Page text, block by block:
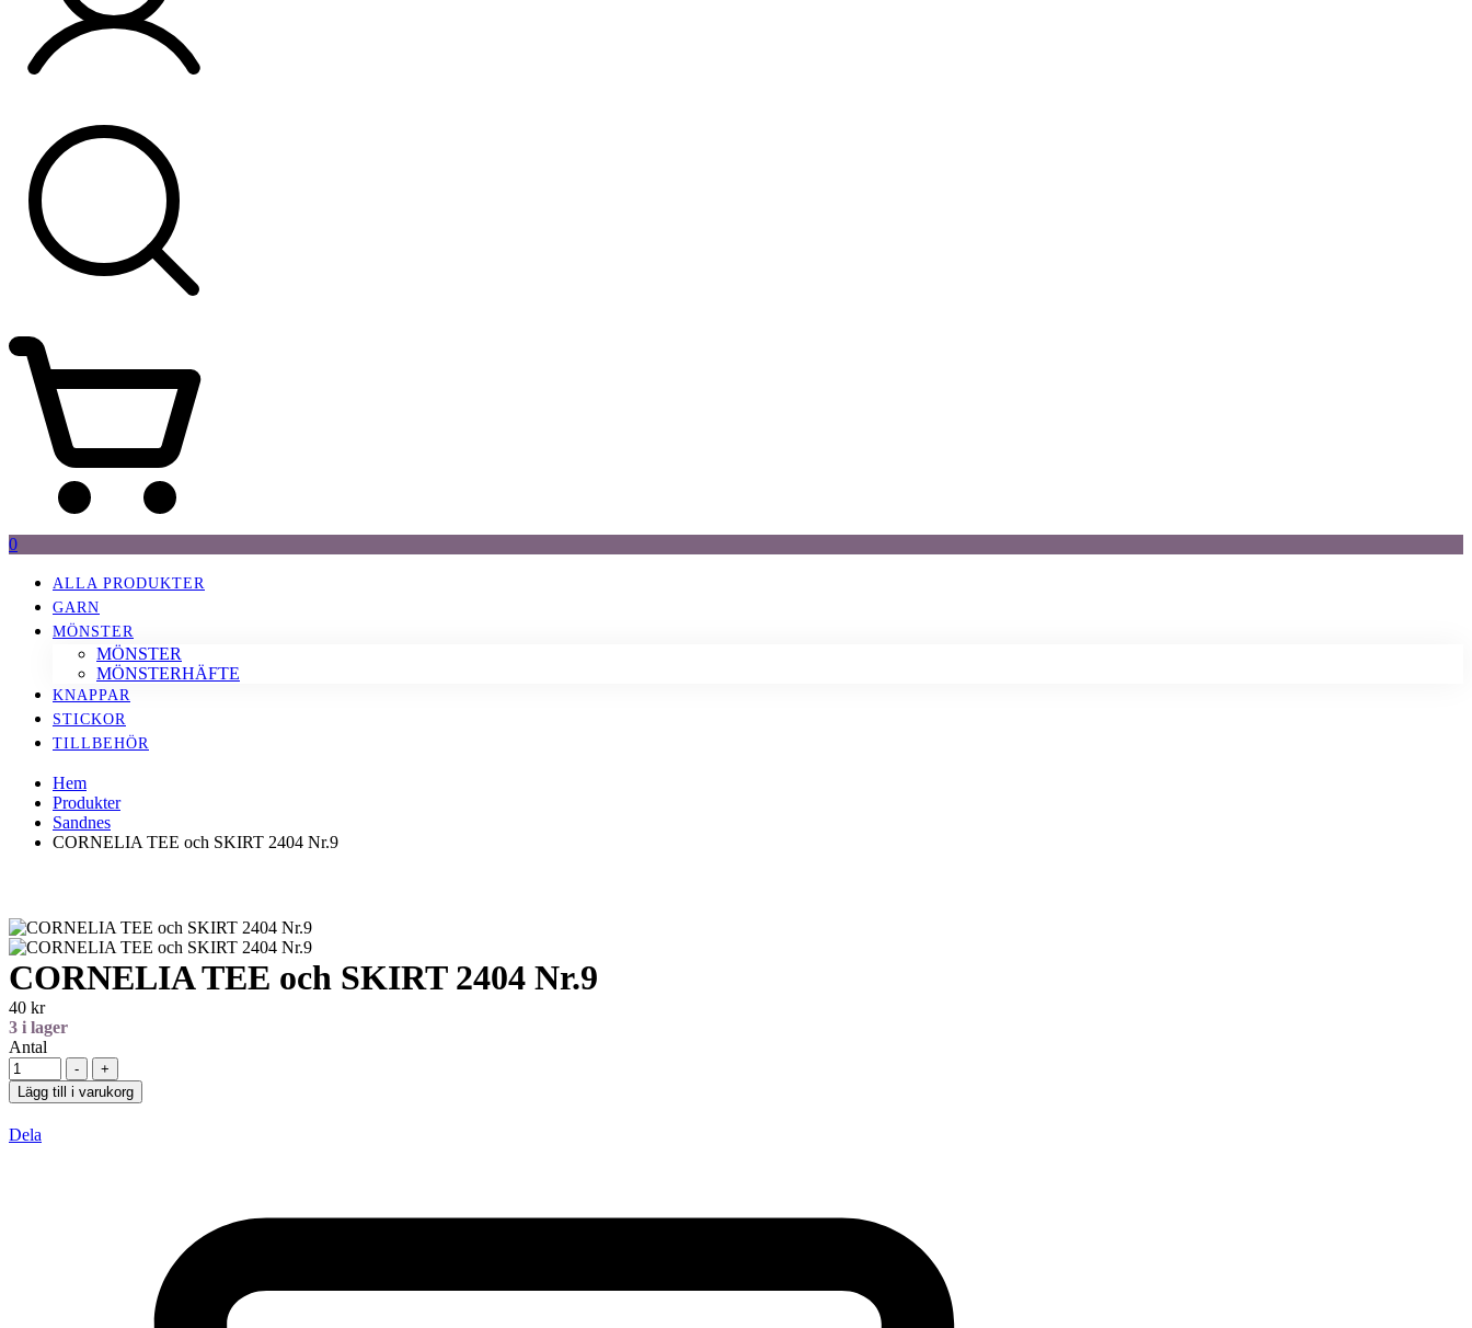
0
ALLA PRODUKTER
GARN
MÖNSTER
MÖNSTER
MÖNSTERHÄFTE
KNAPPAR
STICKOR
TILLBEHÖR
Hem
Produkter
Sandnes
CORNELIA TEE och SKIRT 2404 Nr.9
CORNELIA TEE och SKIRT 2404 Nr.9
40 kr
3 i lager
Antal
-
+
Lägg till i varukorg
Dela